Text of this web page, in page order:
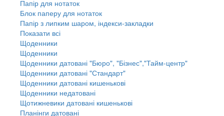
Папір для нотаток
Блок паперу для нотаток
Папір з липким шаром, індекси-закладки
Показати всі
Щоденники
Щоденники
Щоденники датовані "Бюро", "Бізнес","Тайм-центр"
Щоденники датовані "Стандарт"
Щоденники датовані кишенькові
Щоденники недатовані
Щотижневики датовані кишенькові
Планінги датовані